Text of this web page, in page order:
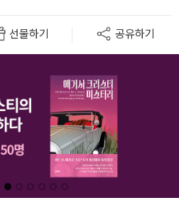
선물하기 공유하기